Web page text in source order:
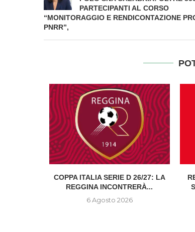
PARTECIPANTI AL CORSO
“MONITORAGGIO E RENDICONTAZIONE
PNRR”,
COPPA ITALIA SERIE D 26/27: LA
REGGINA INCONTRERÀ...
6 Agosto 2026